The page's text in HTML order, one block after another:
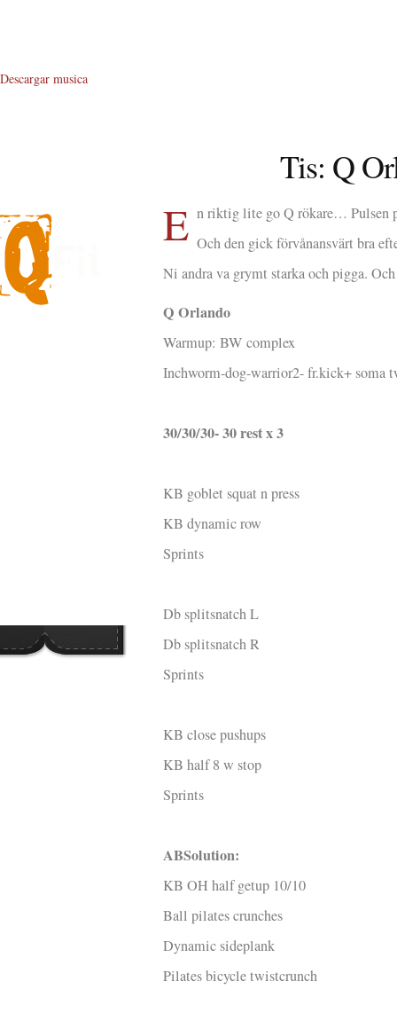
Descargar musica
Tis: Q
E n riktig lite go Q rökare… Pulsen
Och den gick förvånansvärt bra
Ni andra va grymt starka och pigga.
Q Orlando
Warmup: BW complex
Inchworm-dog-warrior2- fr.kick+ soma
30/30/30- 30 rest x 3
KB goblet squat n press
KB dynamic row
Sprints
Db splitsnatch L
Db splitsnatch R
Sprints
KB close pushups
KB half 8 w stop
Sprints
ABSolution:
KB OH half getup 10/10
Ball pilates crunches
Dynamic sideplank
Pilates bicycle twistcrunch